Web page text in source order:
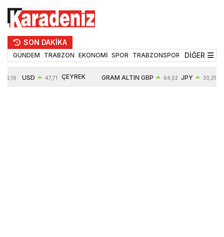
SON DAKİKA
GÜNDEM TRABZON EKONOMİ SPOR TRABZONSPOR TEKNOLOJİ
DİĞER
55,19 USD 47,71 ÇEYREK GRAM ALTIN GBP 64,52 JPY 30,31